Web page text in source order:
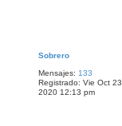
Sobrero
Mensajes: 133
Registrado: Vie Oct 23,
2020 12:13 pm